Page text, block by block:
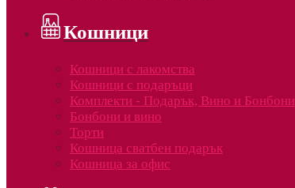
Кошници
Кошници с лакомства
Кошници с подаръци
Комплекти - Подарък, Вино и Бонбони
Бонбони и вино
Торти
Кошница сватбен подарък
Кошница за офис